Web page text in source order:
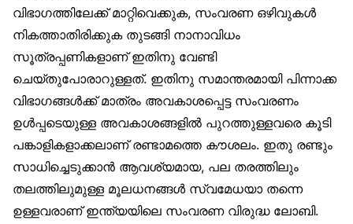
വിഭാഗത്തിലേക്ക് മാറ്റിവെക്കുക, സംവരണ ഒഴിവുകൾ
നികത്താതിരിക്കുക തുടങ്ങി നാനാവിധം
സൂത്രപ്പണികളാണ് ഇതിനു വേണ്ടി
ചെയ്തുപോരാറുള്ളത്. ഇതിനു സമാന്തരമായി പിന്നാക്ക
വിഭാഗങ്ങൾക്ക് മാത്രം അവകാശപ്പെട്ട സംവരണം
ഉൾപ്പടെയുള്ള അവകാശങ്ങളിൽ പുറത്തുള്ളവരെ കൂടി
പങ്കാളികളാക്കലാണ് രണ്ടാമത്തെ കൗശലം. ഇതു രണ്ടും
സാധിച്ചെടുക്കാൻ ആവശ്യമായ, പല തരത്തിലും
തലത്തിലുമുള്ള മൂലധനങ്ങൾ സ്വമേധയാ തന്നെ
ഉള്ളവരാണ് ഇന്ത്യയിലെ സംവരണ വിരുദ്ധ ലോബി.